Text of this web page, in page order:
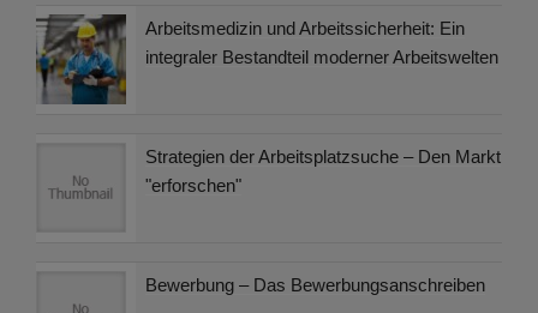
Arbeitsmedizin und Arbeitssicherheit: Ein
integraler Bestandteil moderner Arbeitswelten
Strategien der Arbeitsplatzsuche – Den Markt
"erforschen"
Bewerbung – Das Bewerbungsanschreiben